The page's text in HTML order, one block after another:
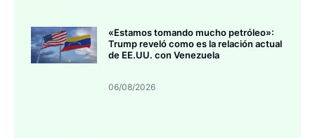
«Estamos tomando mucho petróleo»:
Trump reveló como es la relación actual
de EE.UU. con Venezuela
06/08/2026